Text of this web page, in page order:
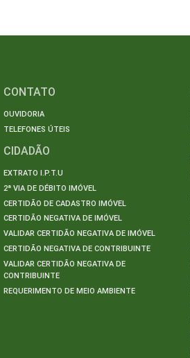
CONTATO
OUVIDORIA
TELEFONES ÚTEIS
CIDADÃO
EXTRATO I.P.T.U
2ª VIA DE DÉBITO IMÓVEL
CERTIDÃO DE CADASTRO IMÓVEL
CERTIDÃO NEGATIVA DE IMÓVEL
VALIDAR CERTIDÃO NEGATIVA DE IMÓVEL
CERTIDÃO NEGATIVA DE CONTRIBUINTE
VALIDAR CERTIDÃO NEGATIVA DE
CONTRIBUINTE
REQUERIMENTO DE MEIO AMBIENTE